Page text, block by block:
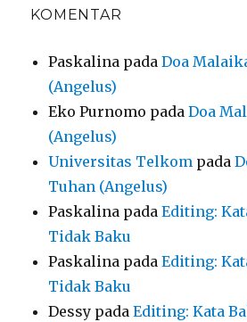
KOMENTAR
Paskalina padaDoa
(Angelus)
Eko Purnomo padaDoa
(Angelus)
Universitas Telkom pada
Tuhan (Angelus)
Paskalina padaEditing:
Tidak Baku
Paskalina padaEditing:
Tidak Baku
Dessy padaEditing: Kata